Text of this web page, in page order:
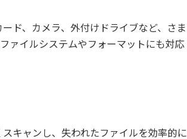
ド、カメラ、外付けドライブなど、さま
ァイルシステムやフォーマットにも対応
キャンし、失われたファイルを効率的に